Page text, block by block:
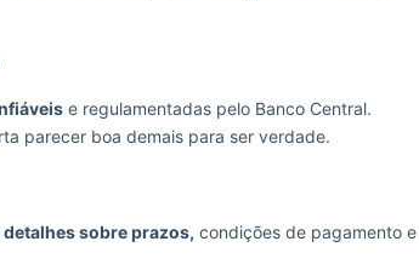
e regulamentadas pelo Banco Central.
parecer boa demais para ser verdade.
sobre prazos, condições de pagamento e